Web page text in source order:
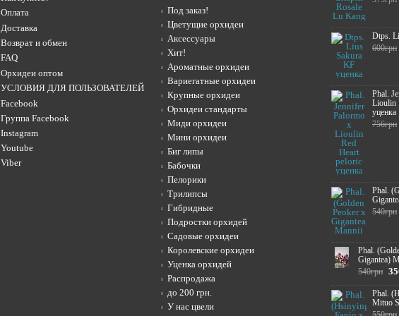
Оплата
Доставка
Возврат и обмен
FAQ
Орхидеи оптом
УСЛОВИЯ ДЛЯ ПОЛЬЗОВАТЕЛЕЙ
Facebook
Группа Facebook
Instagram
Youtube
Viber
Под заказ!
Цветущие орхидеи
Аксессуары
Хит!
Ароматные орхидеи
Вариегатные орхидеи
Крупные орхидеи
Орхидеи стандарты
Миди орхидеи
Мини орхидеи
Биг липы
Бабочки
Пелорики
Трилипсы
Гибридные
Подростки орхидей
Садовые орхидеи
Королевские орхидеи
Уценка орхидей
Распродажа
до 200 грн.
У нас цвели
Dtps.
600грн
Phal.
Lioulin
уценка
756грн
Phal.
540грн
Phal.
Gigantea)
540грн
Phal.
Mituo